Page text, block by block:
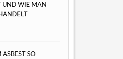
UND WIE MAN
ASBEST SO